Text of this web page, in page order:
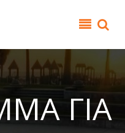
ΓΙΑ